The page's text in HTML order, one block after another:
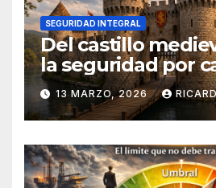
SEGURIDAD INTEGRAL
Del castillo
la seguridad por
13 MARZO, 2026